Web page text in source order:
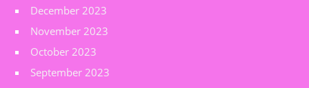
December 2023
November 2023
October 2023
September 2023